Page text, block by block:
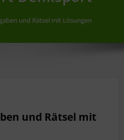
und Rätsel mit Lösungen
und Rätsel mit